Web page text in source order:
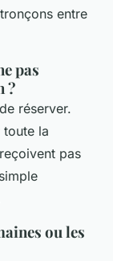
entre
pas
?
réserver.
toute la
pas
ou les